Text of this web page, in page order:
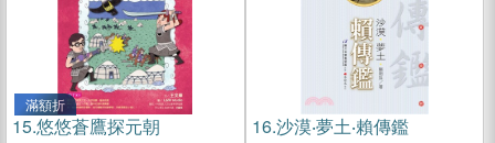
滿額折
15.悠悠蒼鷹探元朝
16.沙漠‧夢土‧賴傳鑑